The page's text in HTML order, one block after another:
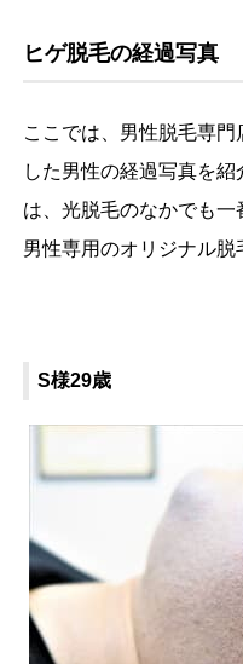
ヒゲ脱毛の経過写真
ここでは、男性脱毛専
した男性の経過写真を
は、光脱毛のなかでも一
男性専用のオリジナル脱
S様29歳